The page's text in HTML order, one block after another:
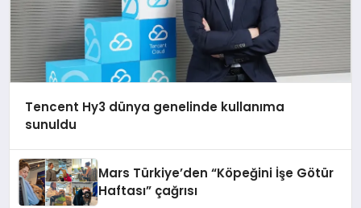
Tencent Hy3 dünya genelinde kullanıma
sunuldu
Mars Türkiye’den “Köpeğini İşe Götür
Haftası” çağrısı